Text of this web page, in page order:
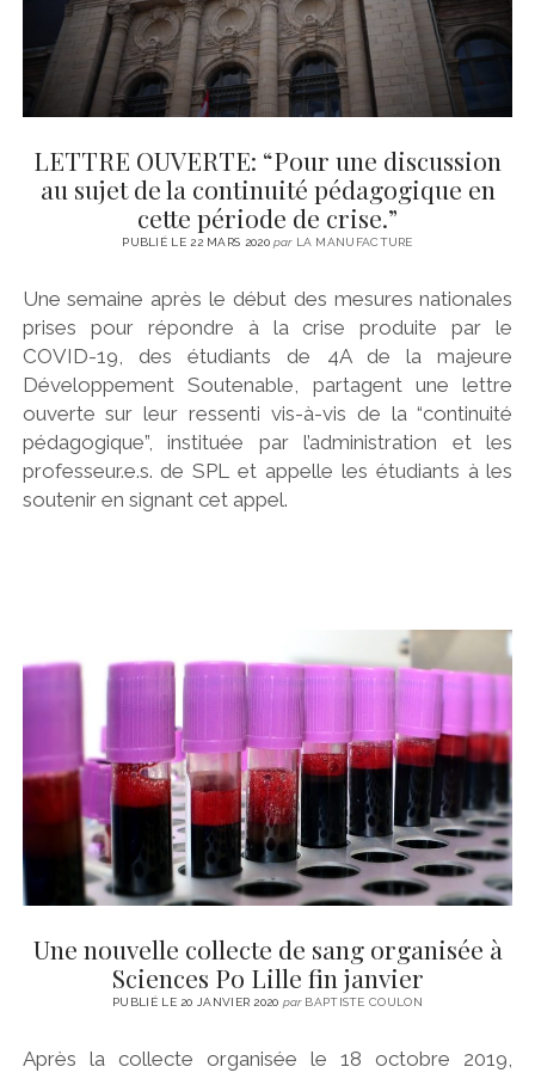
LETTRE OUVERTE: “Pour une discussion
au sujet de la continuité pédagogique en
cette période de crise.”
PUBLIÉ LE 22 MARS 2020parLA MANUFACTURE
Une semaine après le début des mesures nationales
prises pour répondre à la crise produite par le
COVID-19, des étudiants de 4A de la majeure
Développement Soutenable, partagent une lettre
ouverte sur leur ressenti vis-à-vis de la “continuité
pédagogique”, instituée par l’administration et les
professeur.e.s. de SPL et appelle les étudiants à les
soutenir en signant cet appel.
Une nouvelle collecte de sang organisée à
Sciences Po Lille fin janvier
PUBLIÉ LE 20 JANVIER 2020 parBAPTISTE COULON
Après la collecte organisée le 18 octobre 2019,